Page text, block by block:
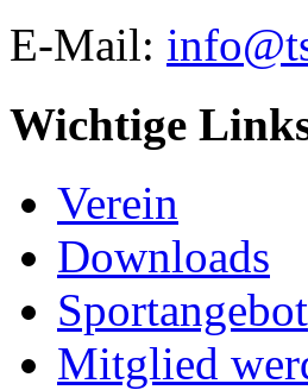
E-Mail:
Wichtige
Verein
Downloads
Sportangebot
Mitglied